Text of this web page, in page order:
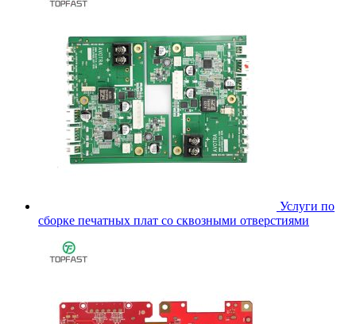
Услуги по
сборке печатных плат со сквозными отверстиями